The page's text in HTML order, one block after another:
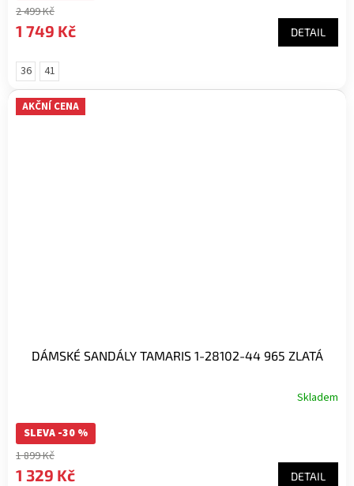
2 499 Kč
1 749 Kč DETAIL
36 41
AKČNÍ CENA
DÁMSKÉ SANDÁLY TAMARIS 1-28102-44 965 ZLATÁ
Skladem
SLEVA -30 %
1 899 Kč
1 329 Kč DETAIL